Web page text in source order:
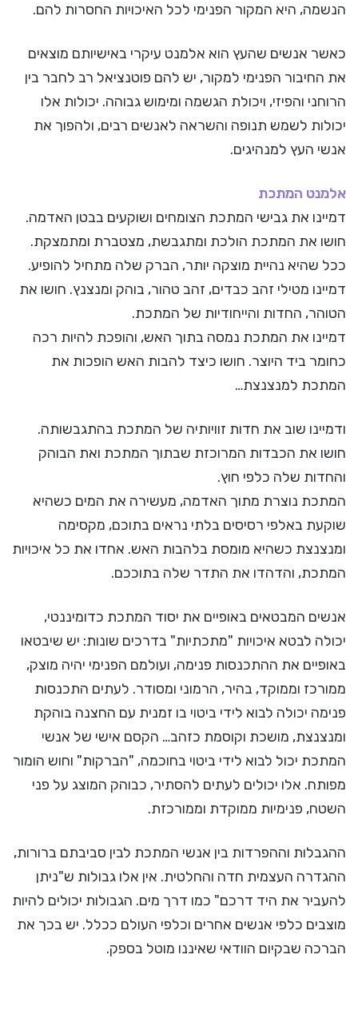
הנשמה, היא המקור הפנימי לכל האיכויות החסרות להם.
כאשר אנשים שהעץ הוא אלמנט עיקרי באישיותם מוצאים
את החיבור הפנימי למקור, יש להם פוטנציאל רב לחבר בין
הרוחני והפיזי, ויכולת הגשמה ומימוש גבוהה. יכולות אלו
יכולות לשמש תנופה והשראה לאנשים רבים, ולהפוך את
אנשי העץ למנהיגים.
אלמנט המתכת
דמיינו את גבישי המתכת הצומחים ושוקעים בבטן האדמה.
חושו את המתכת הולכת ומתגבשת, מצטברת ומתמצקת.
ככל שהיא נהיית מוצקה יותר, הברק שלה מתחיל להופיע.
דמיינו מטילי זהב כבדים, זהב טהור, בוהק ומנצנץ. חושו את
הטוהר, החדות והייחודיות של המתכת.
דמיינו את המתכת נמסה בתוך האש, והופכת להיות רכה
כחומר ביד היוצר. חושו כיצד להבות האש הופכות את
המתכת למנצנצת…
ודמיינו שוב את חדות זוויותיה של המתכת בהתגבשותה.
חושו את הכבדות המרוכזת שבתוך המתכת ואת הבוהק
והחדות שלה כלפי חוץ.
המתכת נוצרת מתוך האדמה, מעשירה את המים כשהיא
שוקעת באלפי רסיסים בלתי נראים בתוכם, מקסימה
ומנצנצת כשהיא מומסת בלהבות האש. אחדו את כל איכויות
המתכת, והדהדו את התדר שלה בתוככם.
אנשים המבטאים באופיים את יסוד המתכת כדומיננטי,
יכולה לבטא איכויות "מתכתיות" בדרכים שונות: יש שיבטאו
באופיים את ההתכנסות פנימה, ועולמם הפנימי יהיה מוצק,
ממורכז וממוקד, בהיר, הרמוני ומסודר. לעתים התכנסות
פנימה יכולה לבוא לידי ביטוי בו זמנית עם החצנה בוהקת
ומנצנצת, מושכת וקוסמת כזהב… הקסם אישי של אנשי
המתכת יכול לבוא לידי ביטוי בחוכמה, "הברקות" וחוש הומור
מפותח. אלו יכולים לעתים להסתיר, כבוהק המוצג על פני
השטח, פנימיות ממוקדת וממורכזת.
ההגבלות וההפרדות בין אנשי המתכת לבין סביבתם ברורות,
ההגדרה העצמית חדה והחלטית. אין אלו גבולות ש"ניתן
להעביר את היד דרכם" כמו דרך מים. הגבולות יכולים להיות
מוצבים כלפי אנשים אחרים וכלפי העולם ככלל. יש בכך את
הברכה שבקיום הוודאי שאיננו מוטל בספק.